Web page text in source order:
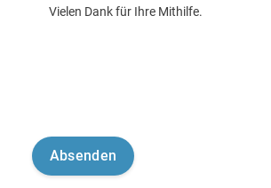
Vielen Dank für Ihre Mithilfe.